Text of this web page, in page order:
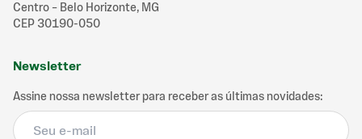
Centro – Belo Horizonte, MG
CEP 30190-050
Newsletter
Assine nossa newsletter para receber as últimas novidades: